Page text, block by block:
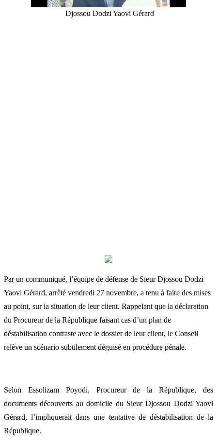
Djossou Dodzi Yaovi Gérard
Par un communiqué, l’équipe de défense de Sieur Djossou Dodzi
Yaovi Gérard, arrêté vendredi 27 novembre, a tenu à faire des mises
au point, sur la situation de leur client. Rappelant que la déclaration
du Procureur de la République faisant cas d’un plan de
déstabilisation contraste avec le dossier de leur client, le Conseil
relève un scénario subtilement déguisé en procédure pénale.
Selon Essolizam Poyodi, Procureur de la République, des
documents découverts au domicile du Sieur Djossou Dodzi Yaovi
Gérard, l’impliquerait dans une tentative de déstabilisation de la
République.